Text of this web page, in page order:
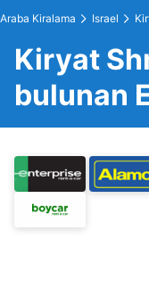
Araba Kiralama Israel
Kiryat
bulunan